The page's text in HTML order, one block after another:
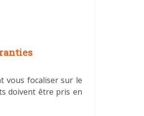
vous focaliser sur le
doivent être pris en